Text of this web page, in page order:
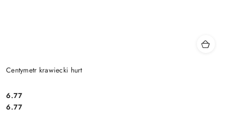
Centymetr krawiecki hurt
Cena:
6.77
Cena:
6.77